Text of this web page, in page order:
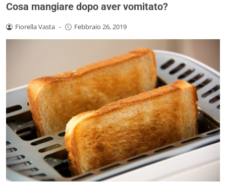
Cosa mangiare dopo aver vomitato?
Fiorella Vasta - Febbraio 26, 2019